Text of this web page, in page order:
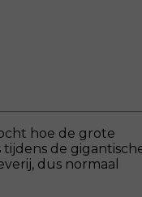
hoe de grote
tijdens de
dus normaal